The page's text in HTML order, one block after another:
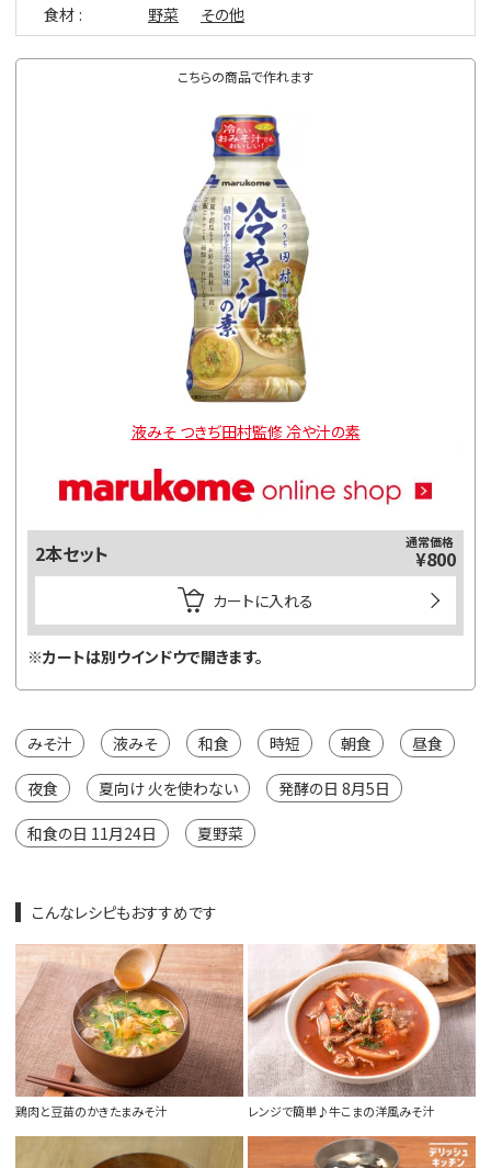
食材
野菜 その他
こちらの商品で作れます
液みそ つきぢ田村監修 冷や汁の素
2本セット 通常価格
¥800
カートに入れる
※カートは別ウインドウで開きます。
みそ汁 液みそ 和食 時短 朝食 昼食
夜食 夏向け 火を使わない 発酵の日 8月5日
和食の日 11月24日 夏野菜
こんなレシピもおすすめです
鶏肉と豆苗のかきたまみそ汁 レンジで簡単♪牛こまの洋風みそ汁